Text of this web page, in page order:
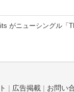
がニューシングル「
| 広告掲載 | お問い